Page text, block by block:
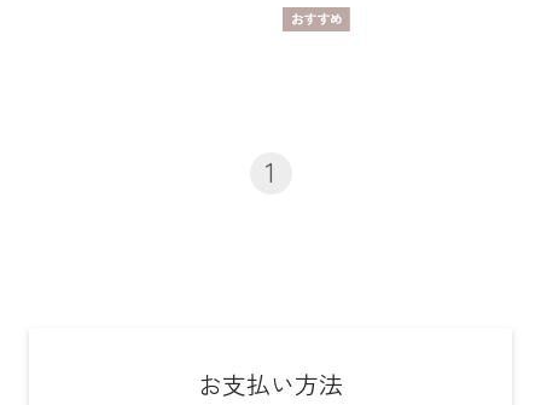
1
お支払い方法